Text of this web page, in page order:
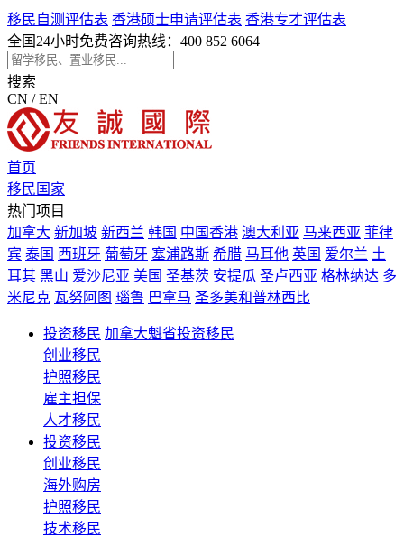
移民自测评估表 香港硕士申请评估表 香港专才评估表
全国24小时免费咨询热线： 400 852 6064
搜索
CN / EN
首页
移民国家
热门项目
加拿大 新加坡 新西兰 韩国 中国香港 澳大利亚 马来西亚 菲律
宾 泰国 西班牙 葡萄牙 塞浦路斯 希腊 马耳他 英国 爱尔兰 土
耳其 黑山 爱沙尼亚 美国 圣基茨 安提瓜 圣卢西亚 格林纳达 多
米尼克 瓦努阿图 瑙鲁 巴拿马 圣多美和普林西比
投资移民 加拿大魁省投资移民
创业移民
护照移民
雇主担保
人才移民
投资移民
创业移民
海外购房
护照移民
技术移民